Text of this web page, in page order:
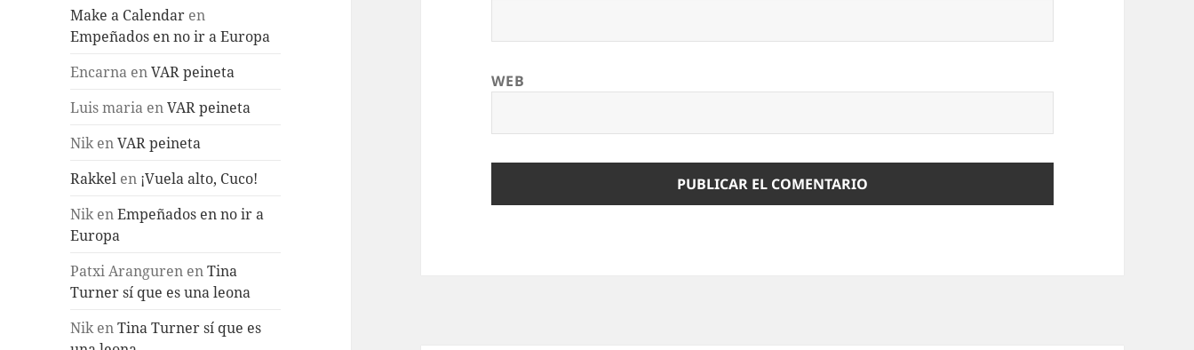
Make a Calendar en
Empeñados en no ir a Europa
Encarna enVAR peineta
Luis maria enVAR peineta
NikenVAR peineta
Rakkel en ¡Vuela alto, Cuco!
NikenEmpeñados en no ir a
Europa
Patxi Aranguren enTina
Turner sí que es una leona
NikenTina Turner sí que es
WEB